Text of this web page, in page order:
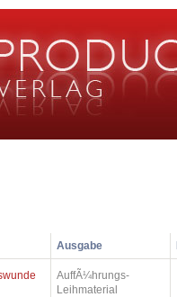
Ausgabe
AuffÃ¼hrungs-
Leihmaterial